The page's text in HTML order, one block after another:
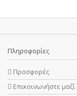
Πληροφορίες
Προσφορές
Επικοινωνήστε μαζί